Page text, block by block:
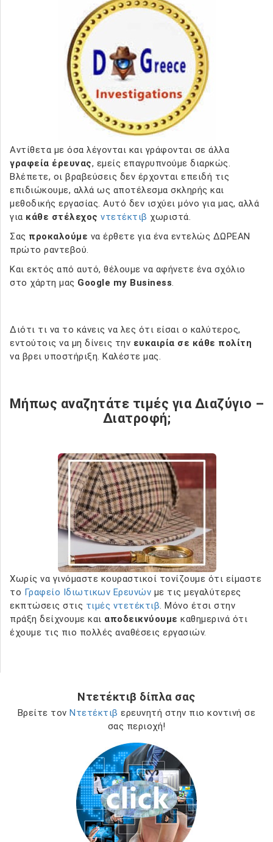
Αντίθετα με όσα λέγονται και γράφονται σε άλλα
γραφεία έρευνας, εμείς επαγρυπνούμε διαρκώς.
Βλέπετε, οι βραβεύσεις δεν έρχονται επειδή τις
επιδιώκουμε, αλλά ως αποτέλεσμα σκληρής και
μεθοδικής εργασίας. Αυτό δεν ισχύει μόνο για μας, αλλά
για κάθε στέλεχος ντετέκτιβ χωριστά.
Σας προκαλούμε να έρθετε για ένα εντελώς ΔΩΡΕΑΝ
πρώτο ραντεβού.
Και εκτός από αυτό, θέλουμε να αφήνετε ένα σχόλιο
στο χάρτη μας Google my Business.
Διότι τι να το κάνεις να λες ότι είσαι ο καλύτερος,
εντούτοις να μη δίνεις την ευκαιρία σε κάθε πολίτη
να βρει υποστήριξη. Καλέστε μας.
Μήπως αναζητάτε τιμές για Διαζύγιο –
Διατροφή;
Χωρίς να γινόμαστε κουραστικοί τονίζουμε ότι είμαστε
το Γραφείο Ιδιωτικων Ερευνών με τις μεγαλύτερες
εκπτώσεις στις τιμές ντετέκτιβ. Μόνο έτσι στην
πράξη δείχνουμε και αποδεικνύουμε καθημερινά ότι
έχουμε τις πιο πολλές αναθέσεις εργασιών.
Ντετέκτιβ δίπλα σας
Βρείτε τονΝτετέκτιβ ερευνητή στην πιο κοντινή σε
σας περιοχή!